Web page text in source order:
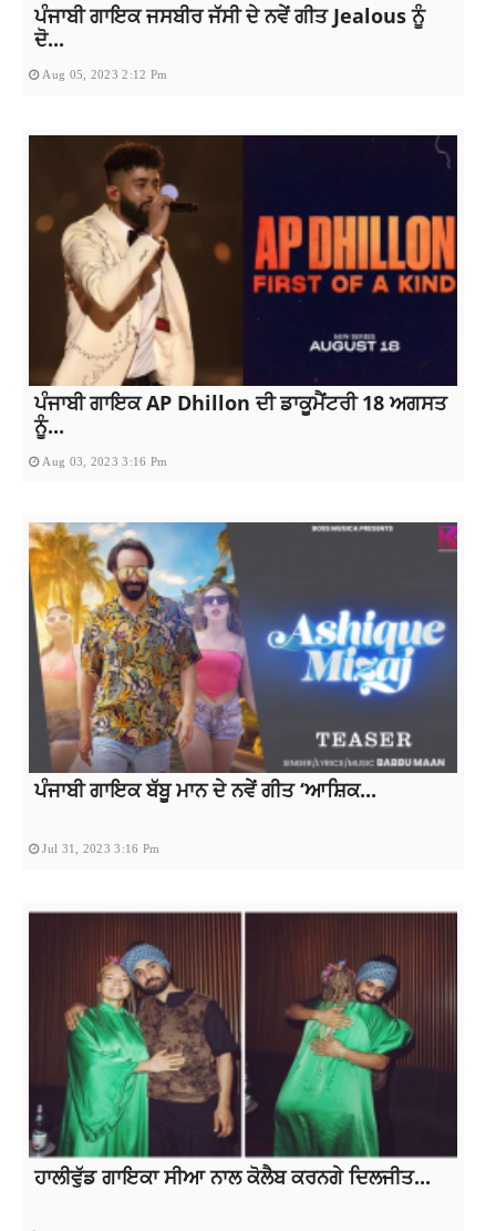
ਪੰਜਾਬੀ ਗਾਇਕ ਜਸਬੀਰ ਜੱਸੀ ਦੇ ਨਵੇਂ ਗੀਤ Jealous ਨੂੰ
ਦੋ...
Aug 05, 2023 2:12 Pm
ਪੰਜਾਬੀ ਗਾਇਕ AP Dhillon ਦੀ ਡਾਕੂਮੈਂਟਰੀ 18 ਅਗਸਤ
ਨੂੰ...
Aug 03, 2023 3:16 Pm
ਪੰਜਾਬੀ ਗਾਇਕ ਬੱਬੂ ਮਾਨ ਦੇ ਨਵੇਂ ਗੀਤ ‘ਆਸ਼ਿਕ...
Jul 31, 2023 3:16 Pm
ਹਾਲੀਵੁੱਡ ਗਾਇਕਾ ਸੀਆ ਨਾਲ ਕੋਲੈਬ ਕਰਨਗੇ ਦਿਲਜੀਤ...